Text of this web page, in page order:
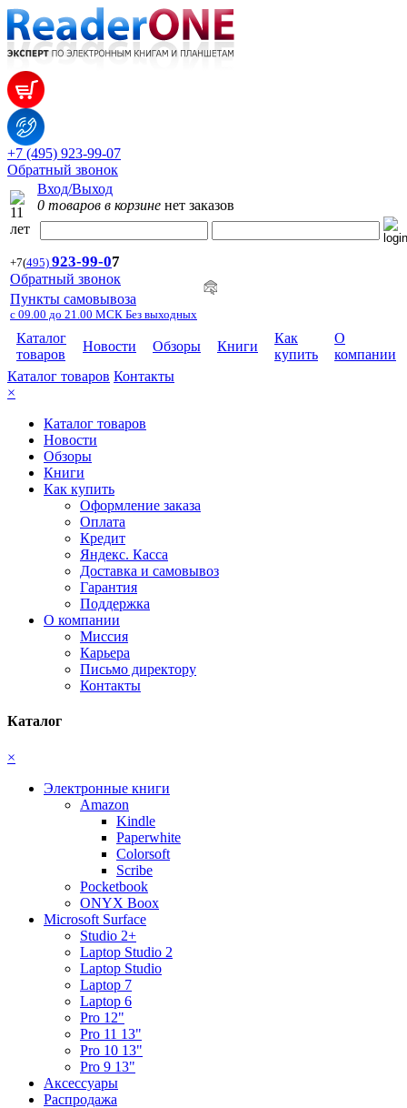
+7 (495) 923-99-07
Обратный звонок
Вход/Выход
0 товаров в корзине нет заказов
+7(495) 923-99-07
Обратный звонок
Пункты самовывоза
с 09.00 до 21.00 МСК Без выходных
Каталог
товаров
Новости Обзоры Книги
Как
купить
О
компании
Каталог товаров Контакты
×
Каталог товаров
Новости
Обзоры
Книги
Как купить
Оформление заказа
Оплата
Кредит
Яндекс. Касса
Доставка и самовывоз
Гарантия
Поддержка
О компании
Миссия
Карьера
Письмо директору
Контакты
Каталог
×
Электронные книги
Amazon
Kindle
Paperwhite
Colorsoft
Scribe
Pocketbook
ONYX Boox
Microsoft Surface
Studio 2+
Laptop Studio 2
Laptop Studio
Laptop 7
Laptop 6
Pro 12"
Pro 11 13"
Pro 10 13"
Pro 9 13"
Аксессуары
Распродажа